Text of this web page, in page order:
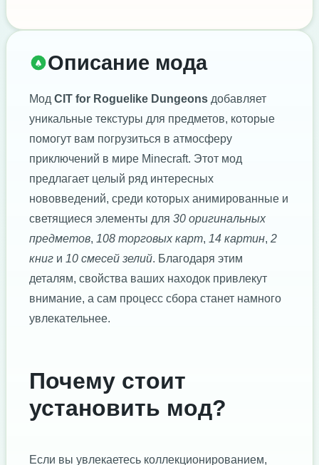
Описание мода
Мод CIT for Roguelike Dungeons добавляет
уникальные текстуры для предметов, которые
помогут вам погрузиться в атмосферу
приключений в мире Minecraft. Этот мод
предлагает целый ряд интересных
нововведений, среди которых анимированные и
светящиеся элементы для 30 оригинальных
предметов, 108 торговых карт, 14 картин, 2
книг и 10 смесей зелий. Благодаря этим
деталям, свойства ваших находок привлекут
внимание, а сам процесс сбора станет намного
увлекательнее.
Почему стоит
установить мод?
Если вы увлекаетесь коллекционированием,